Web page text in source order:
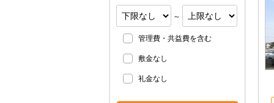
～
管理費・共益費を含む
敷金なし
礼金なし